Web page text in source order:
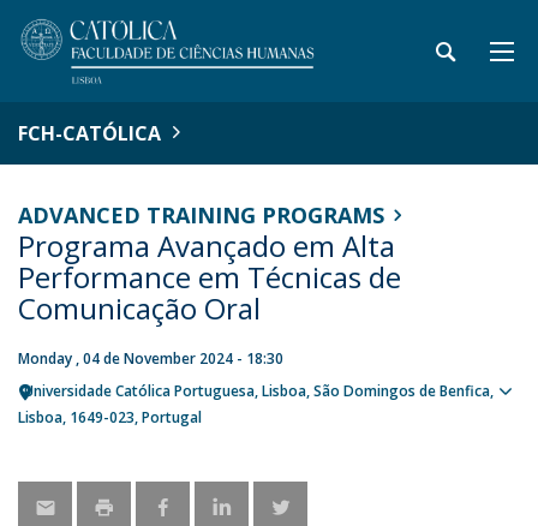
FCH-CATÓLICA
ADVANCED TRAINING PROGRAMS
Programa Avançado em Alta
Performance em Técnicas de
Comunicação Oral
Monday , 04 de November 2024 - 18:30
Universidade Católica Portuguesa Lisboa São Domingos de Benfica,
Lisboa 1649-023 Portugal